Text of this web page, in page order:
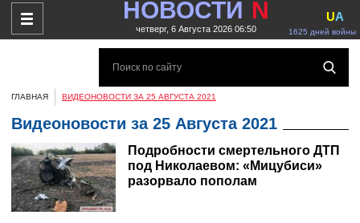
НОВОСТИ N
четверг, 6 Августа 2026 06:50 1625 дней войны
UA
ГЛАВНАЯ ВИДЕОНОВОСТИ ЗА 25 АВГУСТА 2021
Видеоновости за 25 Августа 2021
Подробности смертельного ДТП
под Николаевом: «Мицубиси»
разорвало пополам